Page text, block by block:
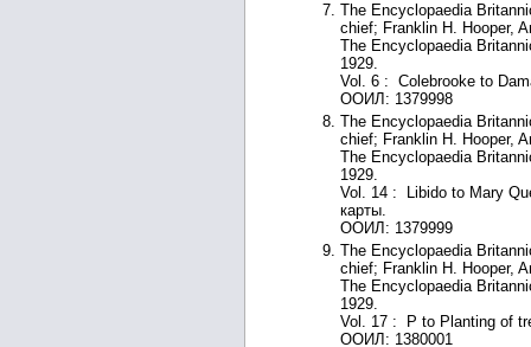
The Encyclopaedia
chief; Franklin H. Hooper,
The Encyclopaedia
1929.
Vol. 6 : Colebrooke to
ООИЛ: 1379998
The Encyclopaedia
chief; Franklin H. Hooper,
The Encyclopaedia
1929.
Vol. 14 : Libido to Mary
карты.
ООИЛ: 1379999
The Encyclopaedia
chief; Franklin H. Hooper,
The Encyclopaedia
1929.
Vol. 17 : P to Planting of
ООИЛ: 1380001